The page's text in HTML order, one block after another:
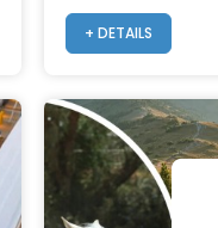
+ DETAILS